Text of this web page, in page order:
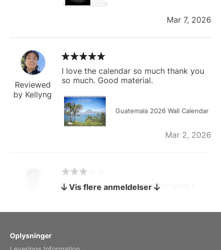
Mar 7, 2026
Reviewed
by Kellyng
I love the calendar so much thank you
so much. Good material.
Guatemala 2026 Wall Calendar
Mar 2, 2026
by charles
The calendar is too small for what I
Vis flere anmeldelser
Oplysninger